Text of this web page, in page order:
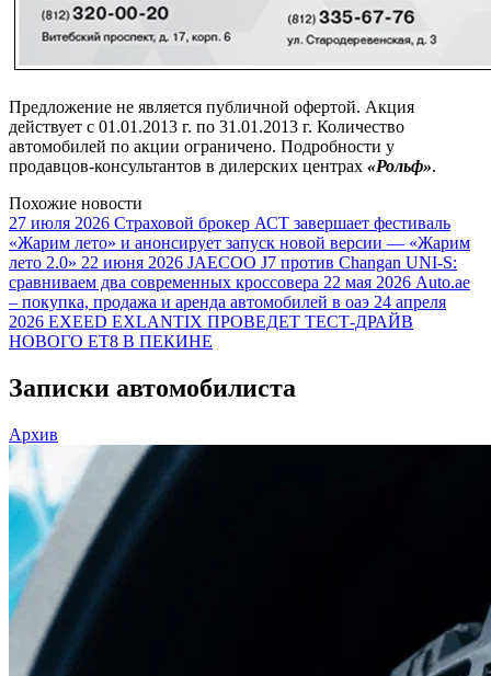
Предложение не является публичной офертой. Акция
действует с 01.01.2013 г. по 31.01.2013 г. Количество
автомобилей по акции ограничено. Подробности у
продавцов-консультантов в дилерских центрах «Рольф».
Похожие новости
27 июля 2026 Страховой брокер АСТ завершает фестиваль
«Жарим лето» и анонсирует запуск новой версии — «Жарим
лето 2.0» 22 июня 2026 JAECOO J7 против Changan UNI-S:
сравниваем два современных кроссовера 22 мая 2026 Auto.ae
– покупка, продажа и аренда автомобилей в оаэ 24 апреля
2026 EXEED EXLANTIX ПРОВЕДЕТ ТЕСТ-ДРАЙВ
НОВОГО ET8 В ПЕКИНЕ
Записки автомобилиста
Архив